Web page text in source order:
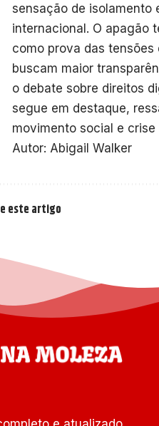
sensação de isolamento
internacional. O apagão
como prova das
buscam maior
o debate sobre direitos
segue em destaque,
movimento social e crise
Autor: Abigail Walker
este artigo